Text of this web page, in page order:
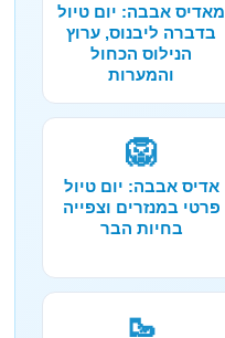
מאדיס אבבה: יום טיול
בדברה ליבנוס, ערוץ
הנילוס הכחול
והמערות
🦁
אדיס אבבה: יום טיול
פרטי במנזרים וצפייה
בחיות הבר
🥾